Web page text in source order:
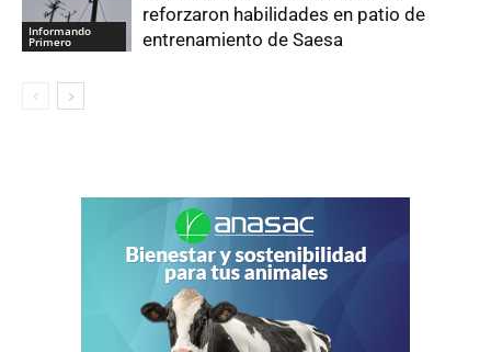
Informando
Primero
reforzaron habilidades en patio de
entrenamiento de Saesa